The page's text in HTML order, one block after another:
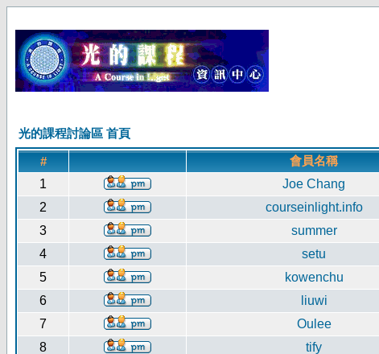
光的課程討論區 首頁
# 會員名稱
1
Joe Chang
2
courseinlight.info
3
summer
4
setu
5
kowenchu
6
liuwi
7
Oulee
8
tify